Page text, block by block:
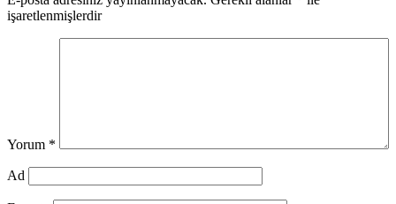
işaretlenmişlerdir
Yorum *
Ad